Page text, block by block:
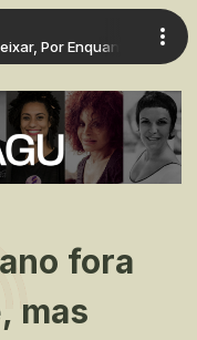
Enquanto
fora
mas